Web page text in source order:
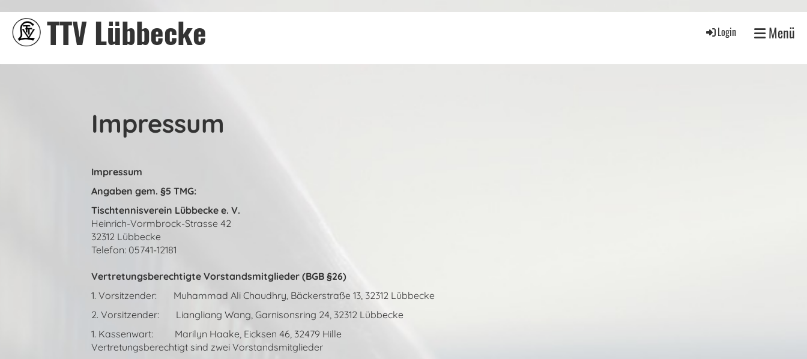
TTV Lübbecke Login Menü
Impressum
Impressum
Angaben gem. §5 TMG:
Tischtennisverein Lübbecke e. V.
Heinrich-Vormbrock-Strasse 42
32312 Lübbecke
Telefon: 05741-12181
Vertretungsberechtigte Vorstandsmitglieder (BGB §26)
1. Vorsitzender: Muhammad Ali Chaudhry, Bäckerstraße 13, 32312 Lübbecke
2. Vorsitzender: Liangliang Wang, Garnisonsring 24, 32312 Lübbecke
1. Kassenwart: Marilyn Haake, Eicksen 46, 32479 Hille
Vertretungsberechtigt sind zwei Vorstandsmitglieder